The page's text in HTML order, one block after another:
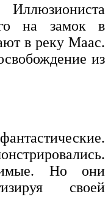
на замок в
в реку Маас.
из
Но они
своей